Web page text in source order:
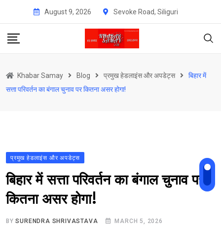
content
August 9, 2026 Sevoke Road, Siliguri
Khabar Samay Blog प्रमुख हेडलाइंस और अपडेट्स
बिहार में
सत्ता परिवर्तन का बंगाल चुनाव पर कितना असर होगा!
प्रमुख हेडलाइंस और अपडेट्स
बिहार में सत्ता परिवर्तन का बंगाल चुनाव पर
कितना असर होगा!
BYSURENDRA SHRIVASTAVA
MARCH 5, 2026